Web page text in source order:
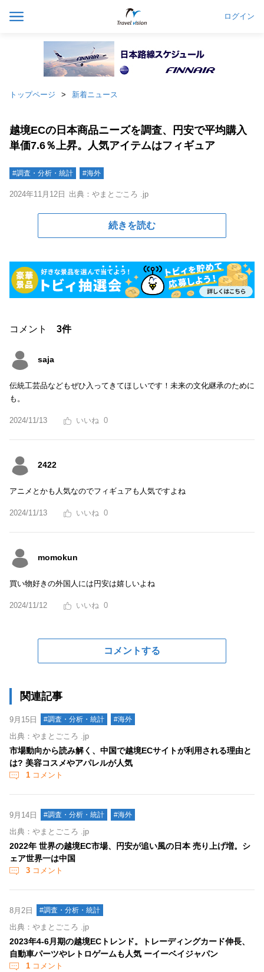
ログイン
トップページ 新着ニュース
越境ECの日本商品ニーズを調査、円安で平均購入
単価7.6％上昇。人気アイテムはフィギュア
#調査・分析・統計 #海外
2024年11月12日 出典：やまとごころ .jp
続きを読む
コメント 3件
saja
伝統工芸品などもぜひ入ってきてほしいです！未来の文化継承のために
も。
2024/11/13 0
2422
アニメとかも人気なのでフィギュアも人気ですよね
2024/11/13 0
momokun
買い物好きの外国人には円安は嬉しいよね
2024/11/12 0
コメントする
関連記事
9月15日 #調査・分析・統計 #海外
出典：やまとごころ .jp
市場動向から読み解く、中国で越境ECサイトが利用される理由と
は? 美容コスメやアパレルが人気
1 コメント
9月14日 #調査・分析・統計 #海外
出典：やまとごころ .jp
2022年 世界の越境EC市場、円安が追い風の日本 売り上げ増。シ
ェア世界一は中国
3 コメント
8月2日 #調査・分析・統計
出典：やまとごころ .jp
2023年4-6月期の越境ECトレンド。トレーディングカード伸長、
自動車パーツやレトロゲームも人気 ーイーベイジャパン
1 コメント